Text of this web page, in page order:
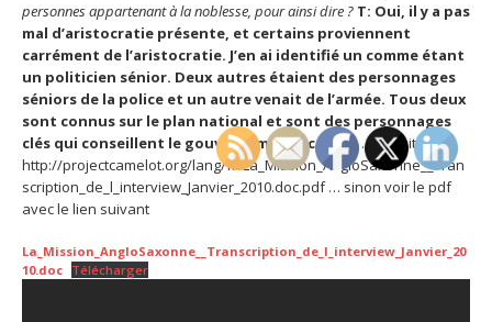
personnes appartenant à la noblesse, pour ainsi dire ? T: Oui, il y a pas
mal d’aristocratie présente, et certains proviennent
carrément de l’aristocratie. J’en ai identifié un comme étant
un politicien sénior. Deux autres étaient des personnages
séniors de la police et un autre venait de l’armée. Tous deux
sont connus sur le plan national et sont des personnages
clés qui conseillent le gouvernement actuel. « … la suite ici
http://projectcamelot.org/lang/fr/La_Mission_AngloSaxonne__Tran
scription_de_l_interview_Janvier_2010.doc.pdf … sinon voir le pdf
avec le lien suivant
La_Mission_AngloSaxonne__Transcription_de_l_interview_Janvier_20
10.doc Télécharger